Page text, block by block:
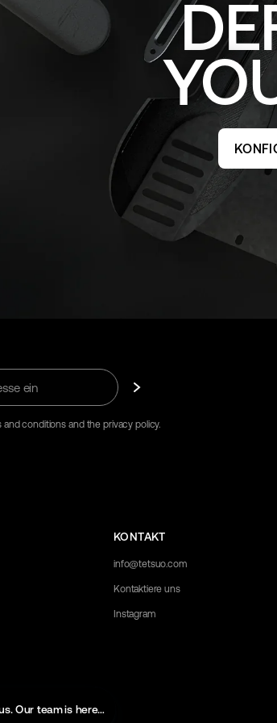
and conditions and the privacy policy.
KONTAKT
info@tetsuo.com
Kontaktiere uns
Instagram
Our team is here to help with any questions you